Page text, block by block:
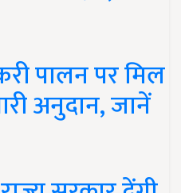
पालन पर मिल
अनुदान, जानें